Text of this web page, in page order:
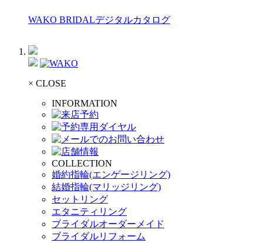
WAKO BRIDALデジタルカタログ
× CLOSE
INFORMATION
COLLECTION
婚約指輪(エンゲージリング)
結婚指輪(マリッジリング)
セットリング
エタニティリング
ブライダルオーダーメイド
ブライダルリフォーム